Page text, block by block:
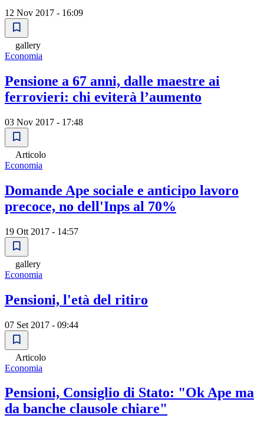
12 Nov 2017 - 16:09
gallery
Economia
Pensione a 67 anni, dalle maestre ai
ferrovieri: chi eviterà l’aumento
03 Nov 2017 - 17:48
Articolo
Economia
Domande Ape sociale e anticipo lavoro
precoce, no dell'Inps al 70%
19 Ott 2017 - 14:57
gallery
Economia
Pensioni, l'età del ritiro
07 Set 2017 - 09:44
Articolo
Economia
Pensioni, Consiglio di Stato: "Ok Ape ma
da banche clausole chiare"